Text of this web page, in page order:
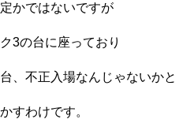
かではないですが
3の台に座っており
、不正入場なんじゃないかと
すわけです。